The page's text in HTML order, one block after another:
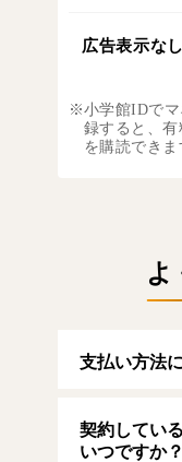
広告表示なし
小学館IDで
録すると、
を購読できま
よ
支払い方法
す。
【クレジット
契約してい
いつですか？